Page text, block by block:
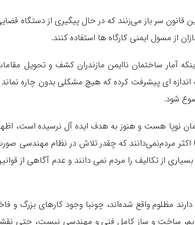
قانون سر باز می‌زنند که در حال پیگیری از دستگاه
از مسول ایمنی کارگاه ها استفاده کنند.
آمار ساختمان ناایمن مازندران کشف و تحویل
ای پیشرفت کرده که هیچ مشکلی بدون چاره نماند
شود.
نوپا هست و هنوز به هدف ایده آل نرسیده است،
اکثر مردم‌نمی‌دانند که چقدر تلاش در نظام مهندسی
از تکالیف را مردم نمی دانند و عدم آگاهی از
مظلوم واقع شده‌اند، چونبا وجود کارهای بزرگ و
ساخت و ساز کامل فنی و مهندسی نیست، حتی